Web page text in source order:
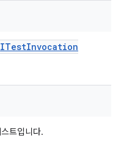
ITestInvocation
트입니다.